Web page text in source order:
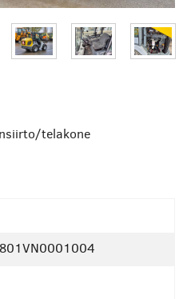
telakone